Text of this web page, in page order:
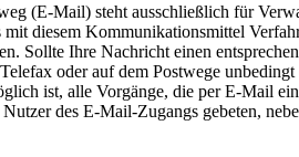
(E-Mail) steht ausschließlich für
mit diesem Kommunikationsmittel
Sollte Ihre Nachricht einen
oder auf dem Postwege
ist, alle Vorgänge, die per E-Mail
des E-Mail-Zugangs gebeten,